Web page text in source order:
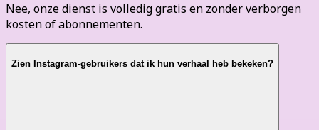
Nee, onze dienst is volledig gratis en zonder verborgen
kosten of abonnementen.
Zien Instagram-gebruikers dat ik hun verhaal heb bekeken?